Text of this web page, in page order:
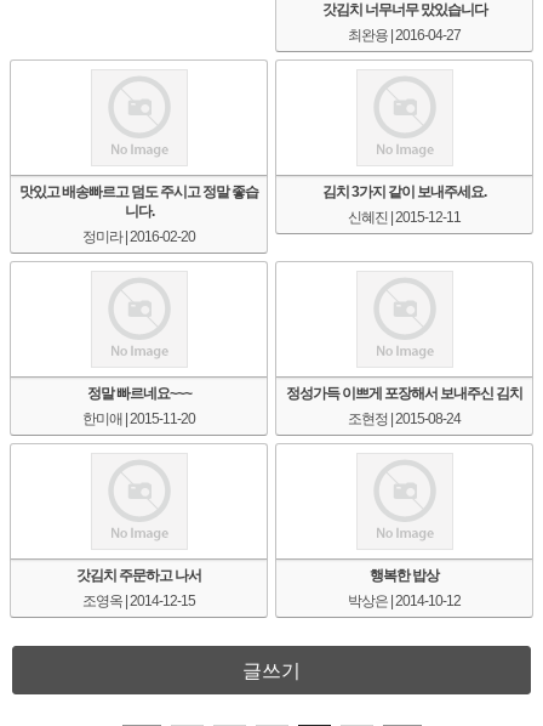
갓김치 너무너무 맜있습니다
최완용 | 2016-04-27
맛있고 배송빠르고 덤도 주시고 정말 좋습
니다.
정미라 | 2016-02-20
김치 3가지 같이 보내주세요.
신혜진 | 2015-12-11
정말 빠르네요~~~
한미애 | 2015-11-20
정성가득 이쁘게 포장해서 보내주신 김치
조현정 | 2015-08-24
갓김치 주문하고 나서
조영옥 | 2014-12-15
행복한 밥상
박상은 | 2014-10-12
글쓰기